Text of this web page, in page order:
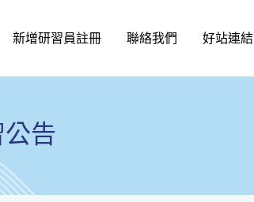
新增研習員註冊 聯絡我們 好站連結
告